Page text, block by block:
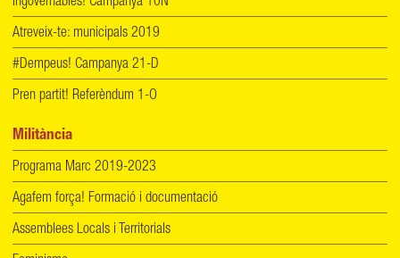
Atreveix-te: municipals 2019
#Dempeus! Campanya 21-D
Pren partit! Referèndum 1-O
Militància
Programa Marc 2019-2023
Agafem força! Formació i documentació
Assemblees Locals i Territorials